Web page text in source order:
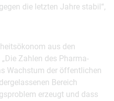
die letzten Jahre stabil“,
aus den
Zahlen des Pharma-
Wachstum der öffentlichen
Bereich
erzeugt und dass